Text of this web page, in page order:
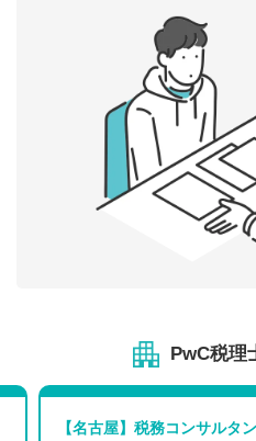
PwC税理
【名古屋】税務コンサルタ